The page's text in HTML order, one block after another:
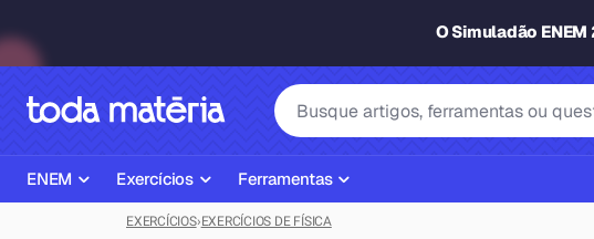
O Simuladão
ENEM
Página Inicial ENEM
Exercícios
ENEM
Ferramentas
Ajudante de Dever de Casa
EXERCÍCIOS›EXERCÍCIOS DE FÍSICA